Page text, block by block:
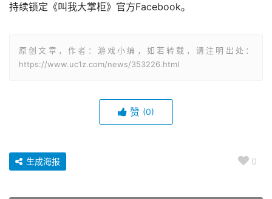
持续锁定《叫我大掌柜》官方Facebook。
原创文章，作者：游戏小编，如若转载，请注明出处：
https://www.uc1z.com/news/353226.html
赞 (0)
0
生成海报